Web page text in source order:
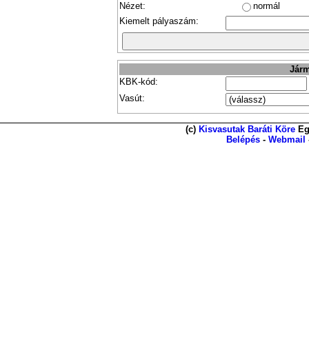
Nézet:
normál
Kiemelt pályaszám:
KBK-kód:
Vasút:
(c) Kisvasutak Baráti Köre
Belépés - Webmail